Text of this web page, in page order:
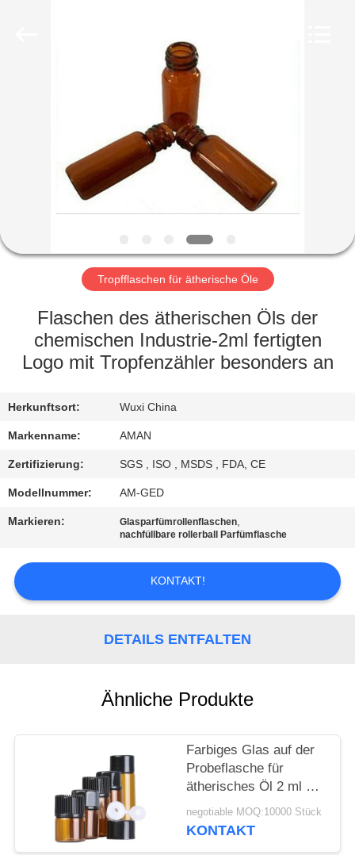
PRODUKTE
VIDEOS
VR-
SHOW
ÜBER
UNS
QUALITÄTSKONTROLLE
KONTAKT
MIT
NACHRICHT
ANGEBOT
ANFORDERN
PRIVACY
POLICY
Tropfflaschen für ätherische Öle
Flaschen des ätherischen Öls der
chemischen Industrie-2ml fertigten
Logo mit Tropfenzähler besonders an
Herkunftsort: Wuxi China
Markenname: AMAN
Zertifizierung: SGS , ISO , MSDS , FDA, CE
Modellnummer: AM-GED
Markieren: Glasparfümrollenflaschen,
nachfüllbare rollerball Parfümflasche
KONTAKT!
DETAILS ENTFALTEN
Ähnliche Produkte
Farbiges Glas auf der
Probeflasche für
ätherisches Öl 2 ml 3
ml 5 ml
negotiable MOQ:10000 Stück
KONTAKT